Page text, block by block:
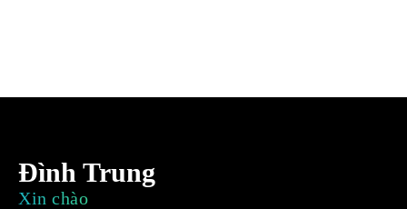
Đình Trung
Xin chào